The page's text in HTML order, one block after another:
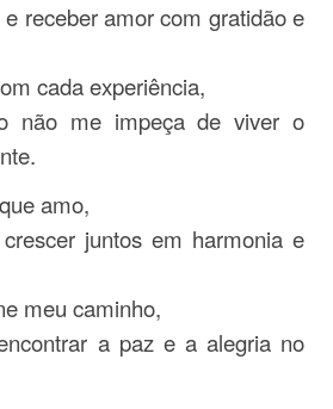
receber amor com gratidão e
cada experiência,
não me impeça de viver o
amo,
juntos em harmonia e
meu caminho,
a paz e a alegria no